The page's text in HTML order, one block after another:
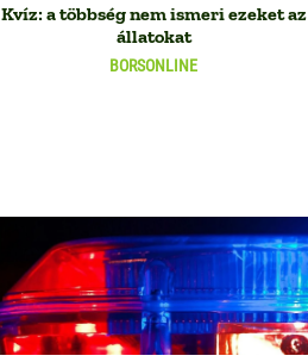
BORSONLINE
Kvíz: a többség nem ismeri ezeket az
állatokat